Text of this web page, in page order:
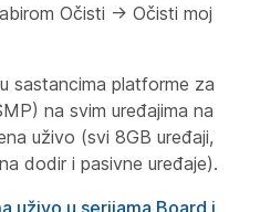
Očisti → Očisti moj
sastancima platforme za
na svim uređajima na
uživo (svi 8GB uređaji,
dodir i pasivne uređaje).
uživo u serijama Board i